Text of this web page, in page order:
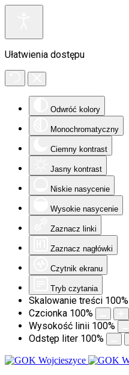
Ułatwienia dostępu
Odwróć kolory
Monochromatyczny
Ciemny kontrast
Jasny kontrast
Niskie nasycenie
Wysokie nasycenie
Zaznacz linki
Zaznacz nagłówki
Czytnik ekranu
Tryb czytania
Skalowanie treści 100%
Czcionka 100%
Wysokość linii 100%
Odstęp liter 100%